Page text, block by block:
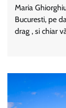
Maria
Bucuresti, pe
drag , si chiar